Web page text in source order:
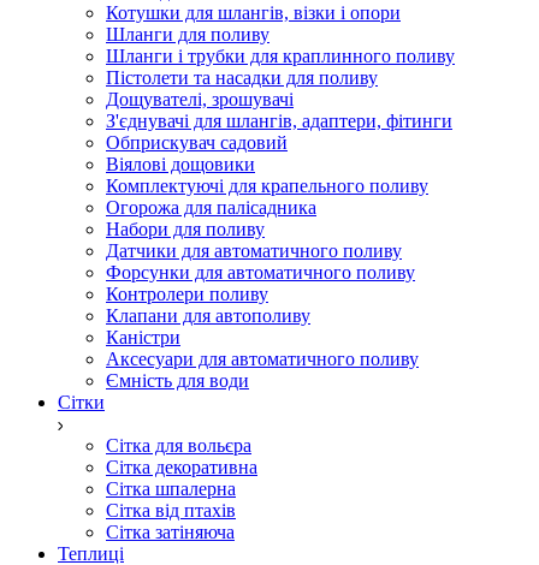
Котушки для шлангів, візки і опори
Шланги для поливу
Шланги і трубки для краплинного поливу
Пістолети та насадки для поливу
Дощувателі, зрошувачі
З'єднувачі для шлангів, адаптери, фітинги
Обприскувач садовий
Віялові дощовики
Комплектуючі для крапельного поливу
Огорожа для палісадника
Набори для поливу
Датчики для автоматичного поливу
Форсунки для автоматичного поливу
Контролери поливу
Клапани для автополиву
Каністри
Аксесуари для автоматичного поливу
Ємність для води
Сітки
Сітка для вольєра
Сітка декоративна
Сітка шпалерна
Сітка від птахів
Сітка затіняюча
Теплиці